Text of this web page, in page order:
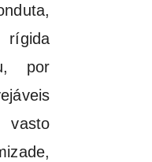
rígida
por